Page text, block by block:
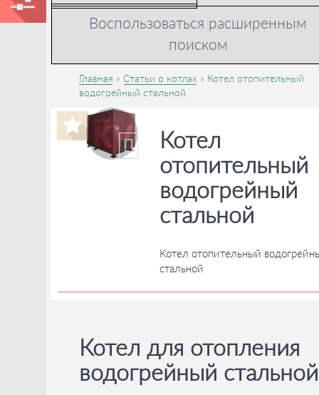
Воспользоваться расширенным
поиском
Главная Статьи о котлах
Котел отопительный
водогрейный стальной
Котел
отопительный
водогрейный
стальной
Котел отопительный
стальной
Котел для отопления
водогрейный стальной